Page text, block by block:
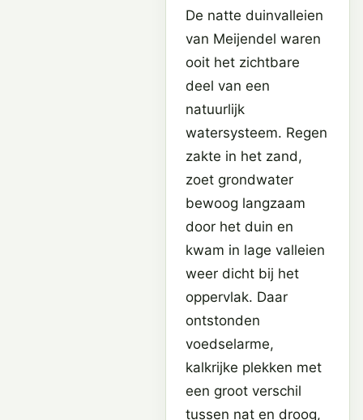
De natte duinvalleien
van Meijendel waren
ooit het zichtbare
deel van een
natuurlijk
watersysteem. Regen
zakte in het zand,
zoet grondwater
bewoog langzaam
door het duin en
kwam in lage valleien
weer dicht bij het
oppervlak. Daar
ontstonden
voedselarme,
kalkrijke plekken met
een groot verschil
tussen nat en droog,